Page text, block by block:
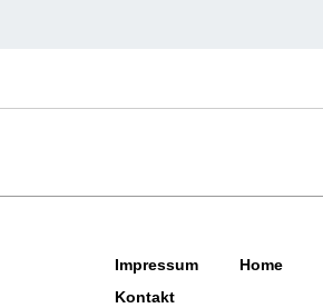
Impressum Home
Kontakt